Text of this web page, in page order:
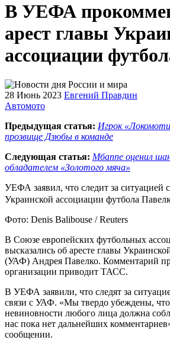
В УЕФА
арест главы
ассоциации
28 Июнь 2023 Евгений Правдин
Автомото
Предыдущая статья: Игрок
прозвище Дзюбы в команде
Следующая статья: Мбаппе оценил
обладателем «Золотого мяча»
УЕФА заявил, что следит за ситуацией
Украинской ассоциации футбола
Фото: Denis Balibouse / Reuters
В Союзе европейских футбольных
высказались об аресте главы
(УАФ) Андрея Павелко. Комментарий
организации приводит ТАСС.
В УЕФА заявили, что следят за
связи с УАФ. «Мы твердо убеждены,
невиновности любого лица должна
нас пока нет дальнейших
сообщении.